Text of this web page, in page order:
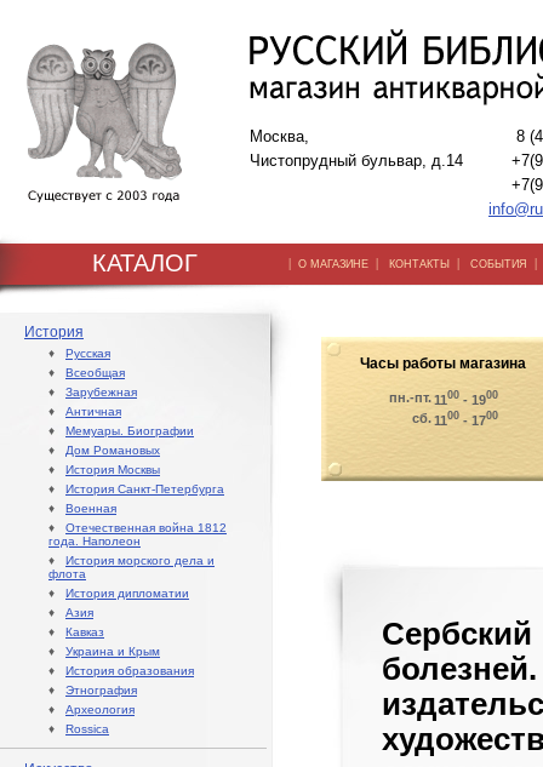
Москва,
Чистопрудный бульвар, д.14
8
КАТАЛОГ | О МАГАЗИНЕ | КОНТАКТЫ | СОБЫТИЯ
История
♦ Русская
♦ Всеобщая
♦ Зарубежная
♦ Античная
♦ Мемуары. Биографии
♦ Дом Романовых
♦ История Москвы
♦ История Санкт-Петербурга
♦ Военная
♦ Отечественная война 1812
года. Наполеон
♦ История морского дела и
флота
♦ История дипломатии
♦ Азия
♦ Кавказ
♦ Украина и Крым
♦ История образования
♦ Этнография
♦ Археология
♦ Rossica
Часы работы магазина
пн.-пт.1100 - 1900
сб.1100 - 1700